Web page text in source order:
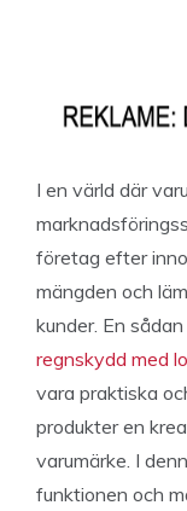
I en värld där
företag efter
mängden och
kunder. En
regnskydd med
vara praktiska
produkter en
varumärke. I
funktionen och